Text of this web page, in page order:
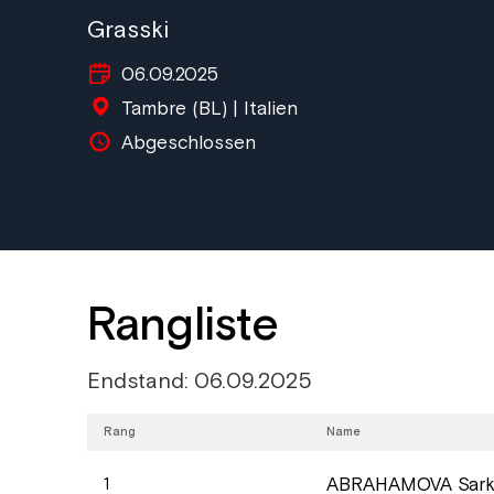
Grasski
06.09.2025
Tambre (BL) | Italien
Abgeschlossen
Rangliste
Endstand: 06.09.2025
Rang Name
1 ABRAHAMOVA